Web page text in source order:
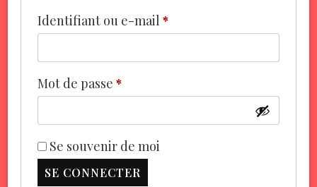
Identifiant ou e-mail *Obligatoire
Mot de passe *Obligatoire
Se souvenir de moi
SE CONNECTER